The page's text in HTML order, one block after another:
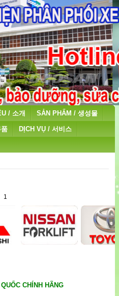
/ 소개 SẢN PHẨM / 생성물
DỊCH VỤ / 서비스
1
CHÍNH HÃNG